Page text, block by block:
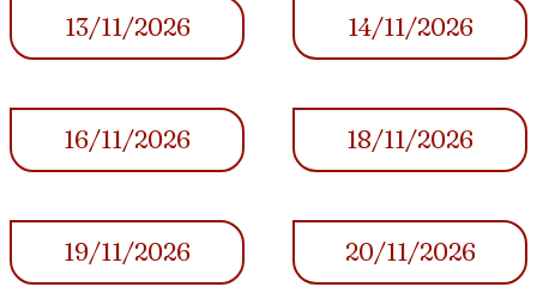
13/11/2026 14/11/2026
16/11/2026 18/11/2026
19/11/2026 20/11/2026